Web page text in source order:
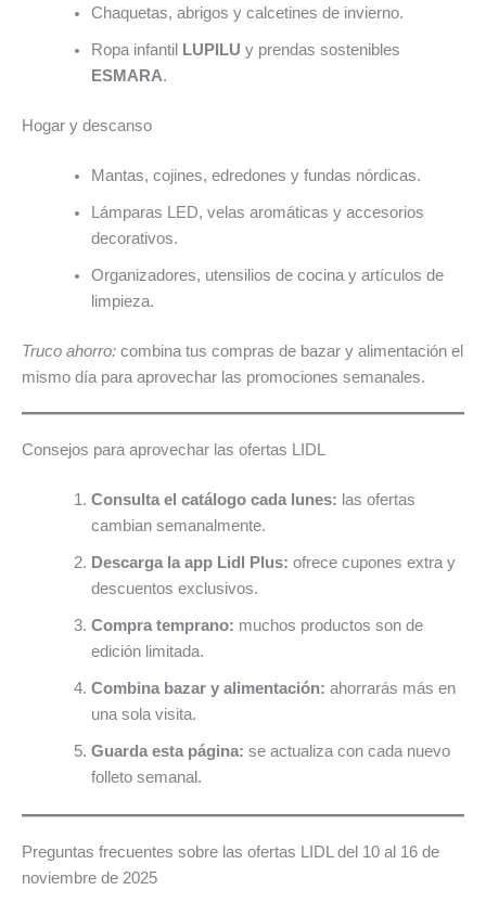
Chaquetas, abrigos y calcetines de invierno.
Ropa infantil LUPILU y prendas sostenibles
ESMARA.
Hogar y descanso
Mantas, cojines, edredones y fundas nórdicas.
Lámparas LED, velas aromáticas y accesorios
decorativos.
Organizadores, utensilios de cocina y artículos de
limpieza.
Truco ahorro: combina tus compras de bazar y alimentación el
mismo día para aprovechar las promociones semanales.
Consejos para aprovechar las ofertas LIDL
Consulta el catálogo cada lunes: las ofertas
cambian semanalmente.
Descarga la app Lidl Plus: ofrece cupones extra y
descuentos exclusivos.
Compra temprano: muchos productos son de
edición limitada.
Combina bazar y alimentación: ahorrarás más en
una sola visita.
Guarda esta página: se actualiza con cada nuevo
folleto semanal.
Preguntas frecuentes sobre las ofertas LIDL del 10 al 16 de
noviembre de 2025